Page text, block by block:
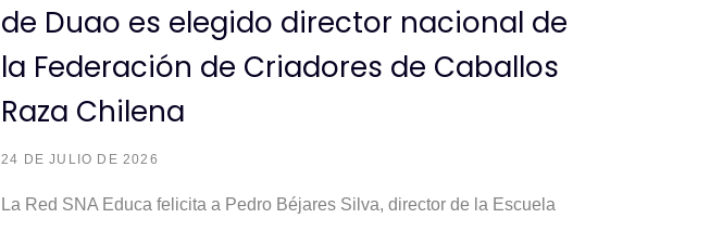
de Duao es elegido director nacional de
la Federación de Criadores de Caballos
Raza Chilena
24 DE JULIO DE 2026
La Red SNA Educa felicita a Pedro Béjares Silva, director de la Escuela